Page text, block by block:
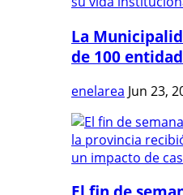
La
de 100
enelarea Jun 23,